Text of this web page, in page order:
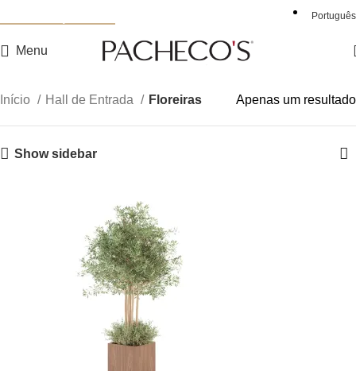
Português
Menu
Início Hall de Entrada Floreiras Apenas um resultado
Show sidebar